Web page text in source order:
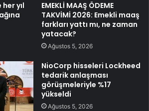
yıl
EMEKLİ MAAŞ ÖDEME
TAKVİMİ 2026: Emekli maaş
farkları yattı mı, ne zaman
yatacak?
Ağustos 5, 2026
NioCorp hisseleri Lockheed
tedarik anlaşması
görüşmeleriyle %17
yükseldi
Ağustos 5, 2026